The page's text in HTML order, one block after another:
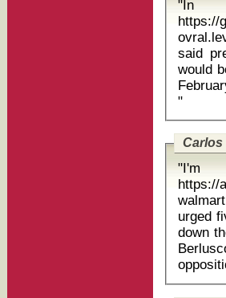
https://
said
would
"
Carlos
https://
walmart 10
urged
down